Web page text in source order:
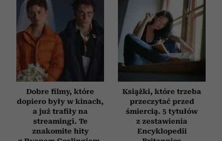
Dobre filmy, które
dopiero były w kinach,
a już trafiły na
streamingi. Te
znakomite hity
Książki, które trzeba
przeczytać przed
śmiercią. 5 tytułów
z zestawienia
Encyklopedii